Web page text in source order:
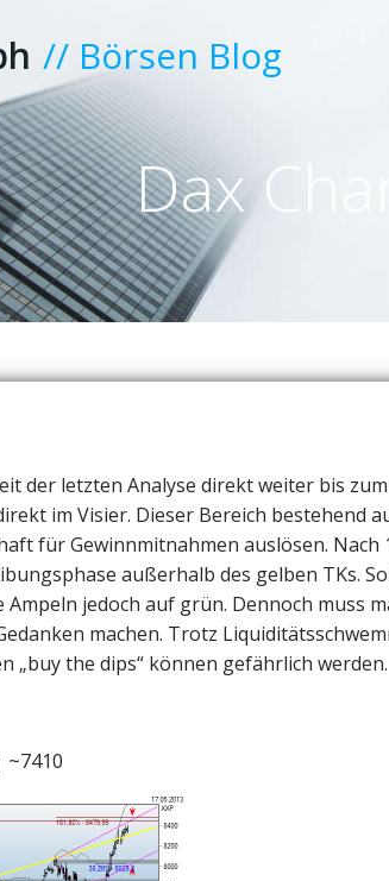
// Börsen Blog
Dax
der letzten Analyse direkt weiter bis
im Visier. Dieser Bereich bestehend
für Gewinnmitnahmen auslösen. Nach
außerhalb des gelben TKs.
jedoch auf grün. Dennoch muss
machen. Trotz
„buy the dips“ können gefährlich werden.